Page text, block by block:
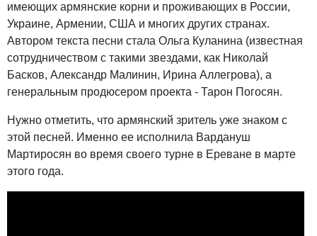
имеющих армянские корни и проживающих в России,
Украине, Армении, США и многих других странах.
Автором текста песни стала Ольга Куланина (известная
сотрудничеством с такими звездами, как Николай
Басков, Александр Малинин, Ирина Аллегрова), а
генеральным продюсером проекта - Тарон Погосян.
Нужно отметить, что армянский зритель уже знаком с
этой песней. Именно ее исполнила Вардануш
Мартиросян во время своего турне в Ереване в марте
этого года.